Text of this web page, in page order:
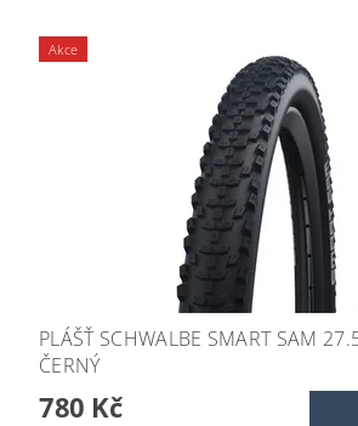
Akce
PLÁŠŤ SCHWALBE SMART SAM
ČERNÝ
780 Kč